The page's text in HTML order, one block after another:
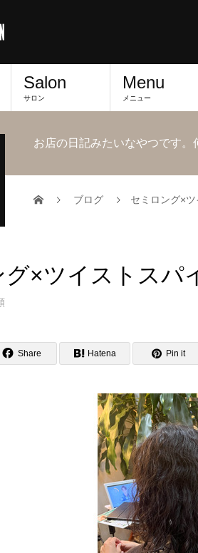
Salon
サロン
Menu
メニュー
お店の日記みたいなやつです。
ブログ セミロング×
グ×ツイストスパ
Share Hatena Pin it